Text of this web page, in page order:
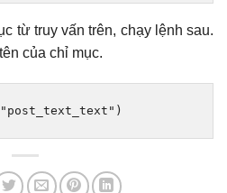
từ truy vấn trên, chạy lệnh sau.
của chỉ mục.
"post_text_text" )